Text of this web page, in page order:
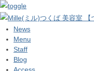
News
Menu
Staff
Blog